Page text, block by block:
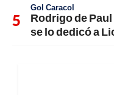
Gol Caracol
Rodrigo de
se lo dedicó a